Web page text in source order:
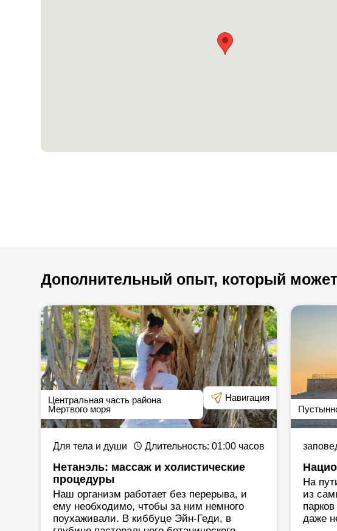
Дополнительный опыт, который может
Центральная часть района
Мертвого моря
Навигация
Для тела и души Длительность: 01:00 часов
Нетанэль: массаж и холистические
процедуры
Наш организм работает без перерыва, и
ему необходимо, чтобы за ним немного
поухаживали. В киббуце Эйн-Геди, в
На
из
даже